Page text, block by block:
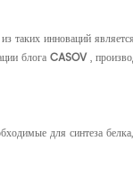
инноваций
блогаCASOV,
для синтеза